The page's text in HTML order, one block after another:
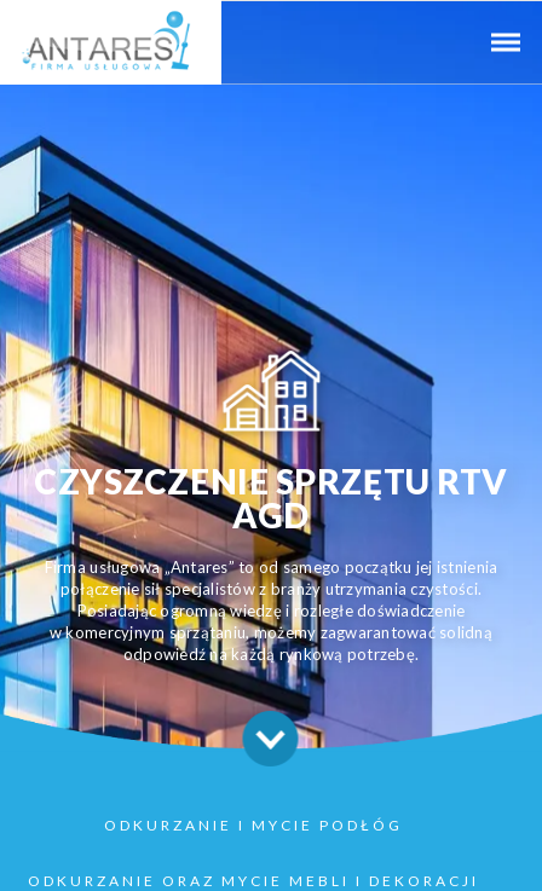
CZYSZCZENIE SPRZĘTU RTV
AGD
Firma usługowa „Antares” to od samego początku jej istnienia
połączenie sił specjalistów z branży utrzymania czystości.
Posiadając ogromną wiedzę i rozległe doświadczenie
w komercyjnym sprzątaniu, możemy zagwarantować solidną
odpowiedź na każdą rynkową potrzebę.
ODKURZANIE I MYCIE PODŁÓG
ODKURZANIE ORAZ MYCIE MEBLI I DEKORACJI